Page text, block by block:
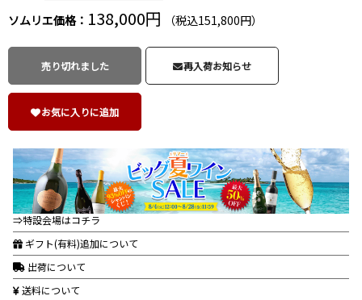
ソムリエ価格： 138,000円 （税込151,800円）
売り切れました 再入荷お知らせ
お気に入りに追加
⇒特設会場はコチラ
ギフト(有料)追加について
出荷について
送料について